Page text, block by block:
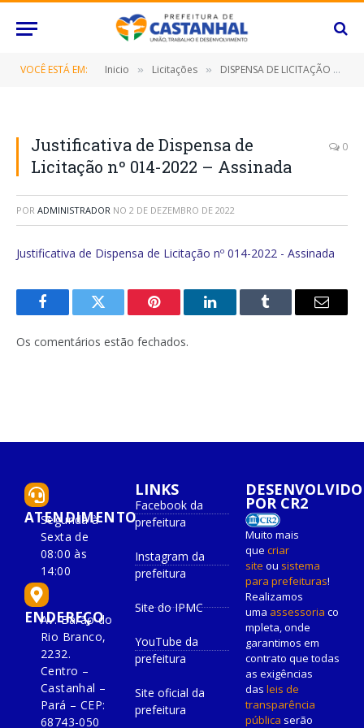
VOCÊ ESTÁ EM: Inicio » Licitações » DISPENSA DE LICITAÇÃO Nº 014/2022 (Contratação de empresa especializada para executar os serviços de DRYWALL na Secretaria Municipal de Educação, administrada pelo Fundo Municipal de Educação deste Município de Castanhal/PA)
Justificativa de Dispensa de
Licitação nº 014-2022 – Assinada
0
POR ADMINISTRADOR NO 2 DE DEZEMBRO DE 2022
Justificativa de Dispensa de Licitação nº 014-2022 - Assinada
FacebookTwitter Pinterest O
Tumblr
E-
Os comentários estão fechados.
ATENDIMENTO
Segunda à
Sexta de
08:00 às
14:00
ENDEREÇO
Av. Barão do
Rio Branco,
2232.
Centro –
Castanhal –
Pará – CEP:
68743-050
LINKS
Facebook da
prefeitura
Instagram da
prefeitura
Site do IPMC
YouTube da
prefeitura
Site oficial da
prefeitura
DESENVOLVIDO
POR CR2
Muito mais
que criar
site ou sistema
para prefeituras!
Realizamos
uma assessoria co
mpleta, onde
garantimos em
contrato que todas
as exigências
das leis de
transparência
pública serão